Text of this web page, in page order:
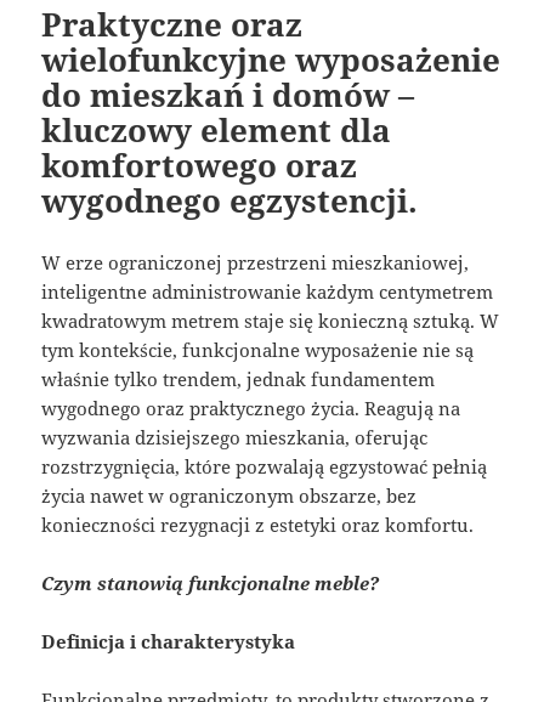
Praktyczne oraz
wielofunkcyjne wyposażenie
do mieszkań i domów –
kluczowy element dla
komfortowego oraz
wygodnego egzystencji.
W erze ograniczonej przestrzeni mieszkaniowej,
inteligentne administrowanie każdym centymetrem
kwadratowym metrem staje się konieczną sztuką. W
tym kontekście, funkcjonalne wyposażenie nie są
właśnie tylko trendem, jednak fundamentem
wygodnego oraz praktycznego życia. Reagują na
wyzwania dzisiejszego mieszkania, oferując
rozstrzygnięcia, które pozwalają egzystować pełnią
życia nawet w ograniczonym obszarze, bez
konieczności rezygnacji z estetyki oraz komfortu.
Czym stanowią funkcjonalne meble?
Definicja i charakterystyka